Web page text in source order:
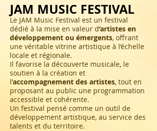
JAM MUSIC FESTIVAL
Le JAM Music Festival est un festival
dédié à la mise en valeur d’artistes en
développement ou émergents, offrant
une véritable vitrine artistique à l’échelle
locale et régionale.
Il favorise la découverte musicale, le
soutien à la création et
l’accompagnement des artistes, tout en
proposant au public une programmation
accessible et cohérente.
Un festival pensé comme un outil de
développement artistique, au service des
talents et du territoire.